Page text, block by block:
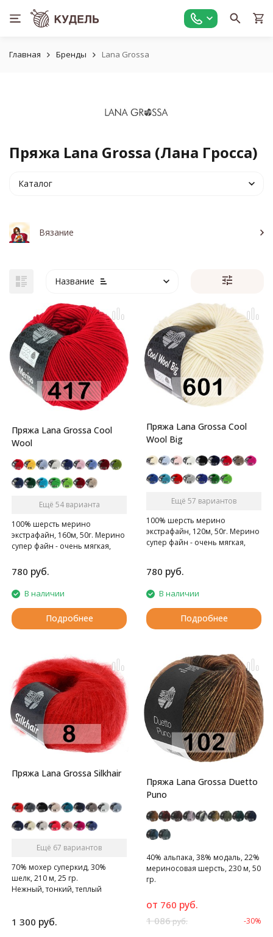
Главная Бренды Lana Grossa
Пряжа Lana Grossa (Лана Гросса)
Каталог
Вязание
Название
Пряжа Lana Grossa Cool
Wool
Ещё 54 варианта
100% шерсть мерино
экстрафайн, 160м, 50г. Мерино
супер файн - очень мягкая,
780 руб.
В наличии
Подробнее
Пряжа Lana Grossa Cool
Wool Big
Ещё 57 вариантов
100% шерсть мерино
экстрафайн, 120м, 50г. Мерино
супер файн - очень мягкая,
780 руб.
В наличии
Подробнее
Пряжа Lana Grossa Silkhair
Ещё 67 вариантов
70% мохер суперкид, 30%
шелк, 210 м, 25 гр.
Нежный, тонкий, теплый
1 300 руб.
Пряжа Lana Grossa Duetto
Puno
40% альпака, 38% модаль, 22%
мериносовая шерсть, 230 м, 50
гр.
от 760 руб.
1 086руб. -30%